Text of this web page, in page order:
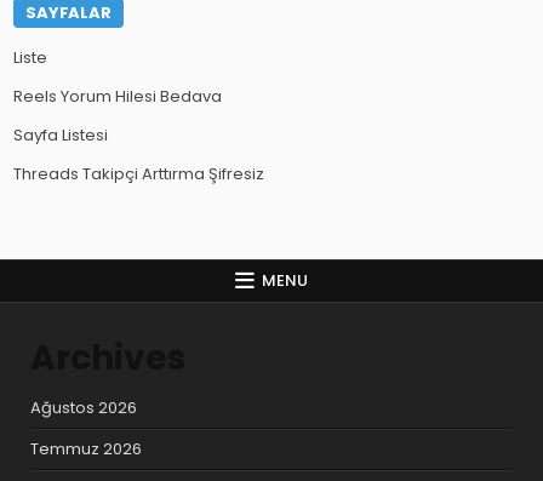
SAYFALAR
Liste
Reels Yorum Hilesi Bedava
Sayfa Listesi
Threads Takipçi Arttırma Şifresiz
MENU
Ağustos 2026
Temmuz 2026